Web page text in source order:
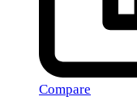
Compare